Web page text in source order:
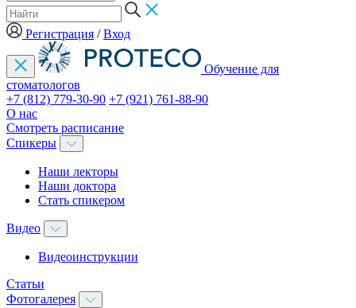
Регистрация /Вход
Обучение для
стоматологов
+7 (812) 779-30-90 +7 (921) 761-88-90
О нас
Смотреть расписание
Спикеры
Наши лекторы
Наши доктора
Стать спикером
Видео
Видеоинструкции
Статьи
Фотогалерея